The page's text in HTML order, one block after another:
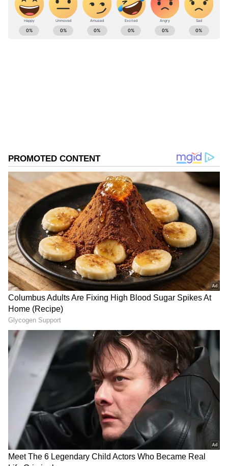
இதனிடையே கோவை வந்துள்ள டிஜிபி
சைலேந்திரபாபு காவல் அதிகாரிகளுடன்
கார் வெடிப்பு வழக்கு தொடர்பாக காவல்
ஆணையர் ஆலோசனை மேற்கொண்டு
வருகிறார். நேற்றைய தினம் கார் வெடிப்பு
வழக்கினை தேசிய புலனாய்வு முகமைக்கு
ABOUT THE AUTHOR
DOWNLOAD APP